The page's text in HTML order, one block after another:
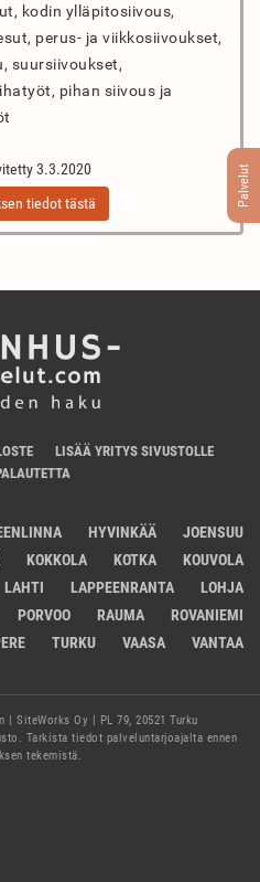
Palvelut
kodin ylläpitosiivous,
perus- ja viikkosiivoukset,
suursiivoukset,
pihan siivous ja
3.3.2020
tiedot tästä
LISÄÄ YRITYS SIVUSTOLLE
HYVINKÄÄ
JOENSUU
KOKKOLA KOTKA
KOUVOLA
LAHTI LAPPEENRANTA
LOHJA
PORVOO RAUMA
ROVANIEMI
TURKU VAASA VANTAA
| SiteWorks Oy | PL 79, 20521 Turku
Tarkista tiedot palveluntarjoajalta ennen
tekemistä.